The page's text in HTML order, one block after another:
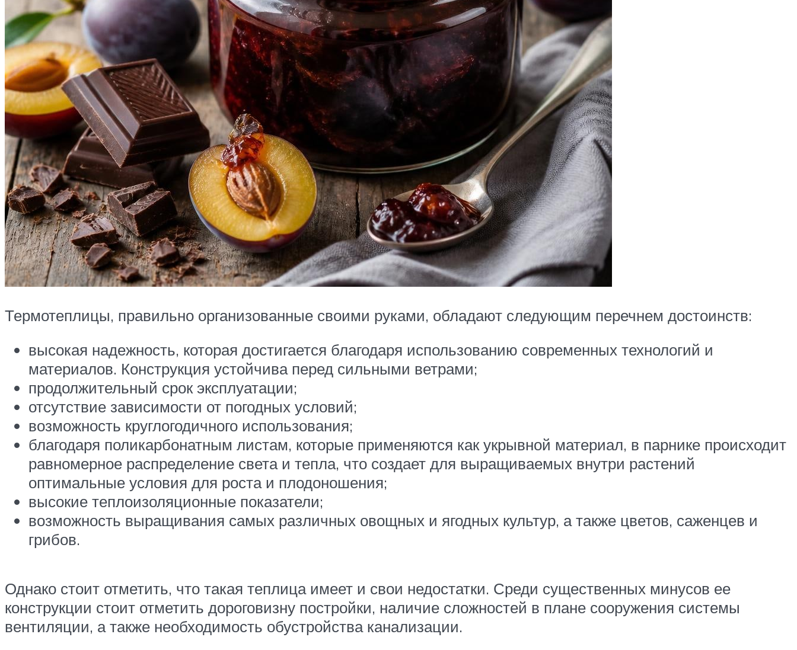
Термотеплицы, правильно организованные своими руками, обладают следующим перечнем достоинств:
высокая надежность, которая достигается благодаря использованию современных технологий и
материалов. Конструкция устойчива перед сильными ветрами;
продолжительный срок эксплуатации;
отсутствие зависимости от погодных условий;
возможность круглогодичного использования;
благодаря поликарбонатным листам, которые применяются как укрывной материал, в парнике происходит
равномерное распределение света и тепла, что создает для выращиваемых внутри растений
оптимальные условия для роста и плодоношения;
высокие теплоизоляционные показатели;
возможность выращивания самых различных овощных и ягодных культур, а также цветов, саженцев и
грибов.
Однако стоит отметить, что такая теплица имеет и свои недостатки. Среди существенных минусов ее
конструкции стоит отметить дороговизну постройки, наличие сложностей в плане сооружения системы
вентиляции, а также необходимость обустройства канализации.